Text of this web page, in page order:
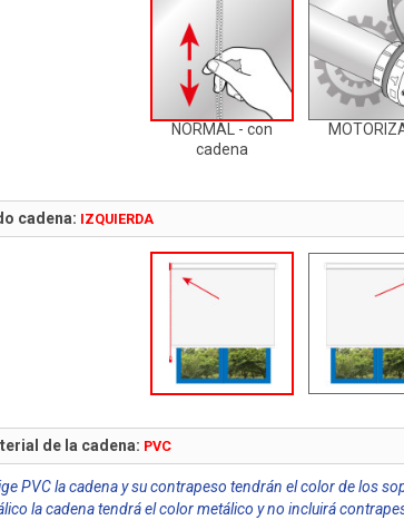
NORMAL - con
cadena
cadena: IZQUIERDA
de la cadena: PVC
PVC la cadena y su contrapeso tendrán el color de los
la cadena tendrá el color metálico y no incluirá